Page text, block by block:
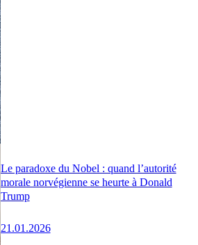
Le paradoxe du Nobel : quand l’autorité
morale norvégienne se heurte à Donald
Trump
21.01.2026